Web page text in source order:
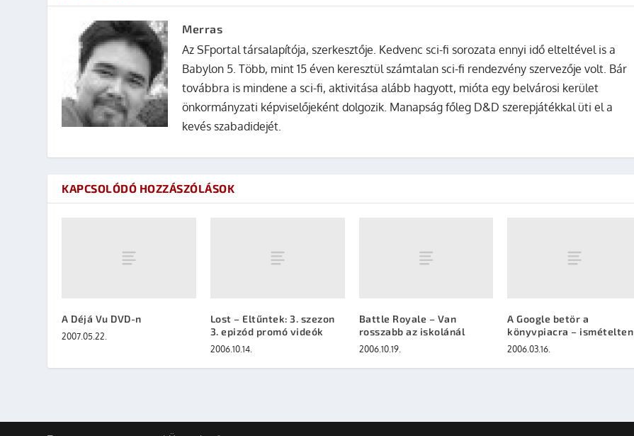
Merras
Az SFportal társalapítója, szerkesztője. Kedvenc sci-fi sorozata ennyi idő elteltével is a
Babylon 5. Több, mint 15 éven keresztül számtalan sci-fi rendezvény szervezője volt. Bár
továbbra is mindene a sci-fi, aktivitása alább hagyott, mióta egy belvárosi kerület
önkormányzati képviselőjeként dolgozik. Manapság főleg D&D szerepjátékkal üti el a
kevés szabadidejét.
KAPCSOLÓDÓ HOZZÁSZÓLÁSOK
A Déjá Vu DVD-n
2007.05.22.
Lost – Eltűntek: 3. szezon
3. epizód promó videók
2006.10.14.
Battle Royale – Van
rosszabb az iskolánál
2006.10.19.
A Google betör a
könyvpiacra – ismételten
2006.03.16.